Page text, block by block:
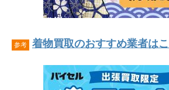
参考 着物買取のおすすめ業者は